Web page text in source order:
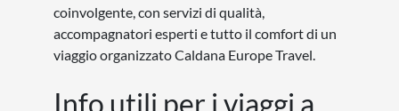
coinvolgente, con servizi di qualità,
accompagnatori esperti e tutto il comfort di un
viaggio organizzato Caldana Europe Travel.
Info utili per i viaggi a